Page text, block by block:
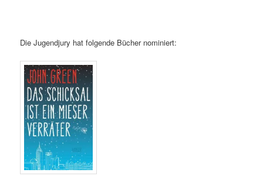
Die Jugendjury hat folgende Bücher nominiert: